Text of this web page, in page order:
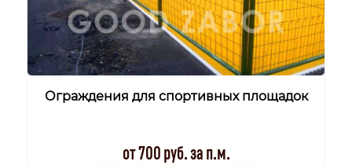
Ограждения для спортивных площадок
от 700 руб. за п.м.